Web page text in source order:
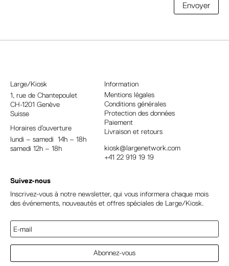
Envoyer
e
Large/Kiosk
1, rue de Chantepoulet
CH-1201 Genève
Suisse
Horaires d’ouverture
lundi – samedi 14h – 18h
samedi 12h – 18h
Information
Mentions légales
Conditions générales
Protection des données
Paiement
Livraison et retours
kiosk@largenetwork.com
+41 22 919 19 19
Suivez-nous
Inscrivez-vous à notre newsletter, qui vous informera chaque mois
des événements, nouveautés et offres spéciales de Large/Kiosk.
Abonnez-vous